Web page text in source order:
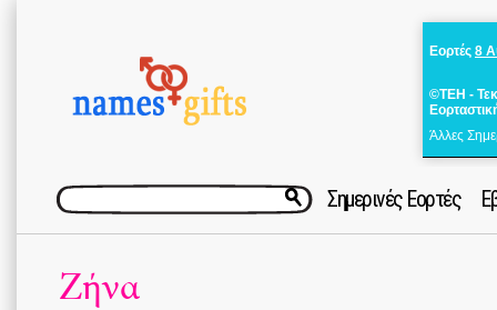
Εορτές 8
©ΤΕΗ -
Άλλες
Σημερινές Εορτές
Ζήνα